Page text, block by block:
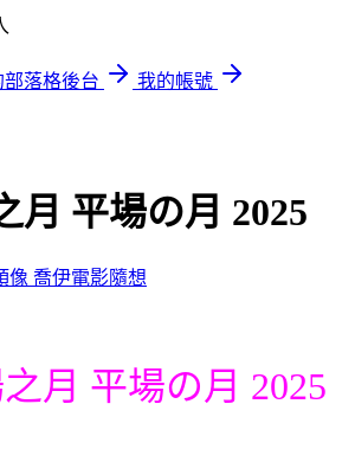
部落格後台
我的帳號
月 平場の月 2025
喬伊電影隨想
月 平場の月 2025